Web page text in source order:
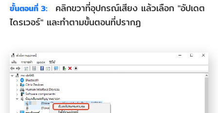
ขั้นตอนที่ 3:
คลิกขวาที่อุปกรณ์เสียง แล้วเลือก "อัปเดต
ไดรเวอร์" และทำตามขั้นตอนที่ปรากฏ